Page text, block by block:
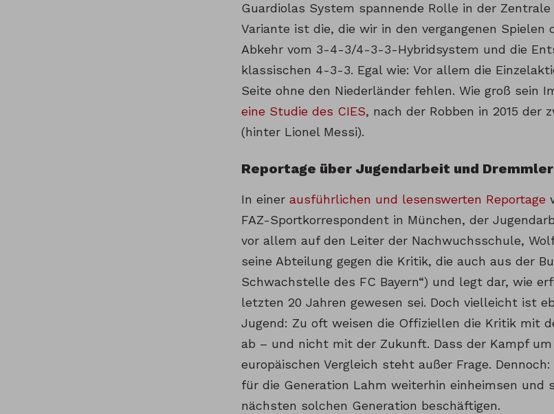
Guardiolas System spannende Rolle in der
Variante ist die, die wir in den vergangenen Spielen
Abkehr vom 3-4-3/4-3-3-Hybridsystem und die
klassischen 4-3-3. Egal wie: Vor allem die
Seite ohne den Niederländer fehlen. Wie groß sein
eine Studie des CIES, nach der Robben in 2015 der
(hinter Lionel Messi).
Reportage über Jugendarbeit und Dremmler
In einer ausführlichen und lesenswerten Reportage
FAZ-Sportkorrespondent in München, der
vor allem auf den Leiter der Nachwuchsschule,
seine Abteilung gegen die Kritik, die auch aus der
Schwachstelle des FC Bayern“) und legt dar, wie
letzten 20 Jahren gewesen sei. Doch vielleicht ist
Jugend: Zu oft weisen die Offiziellen die Kritik mit
ab – und nicht mit der Zukunft. Dass der Kampf
europäischen Vergleich steht außer Frage.
für die Generation Lahm weiterhin einheimsen und
nächsten solchen Generation beschäftigen.